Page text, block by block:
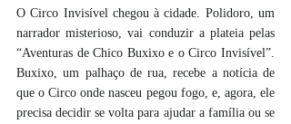
O Circo Invisível chegou à cidade. Polidoro, um
narrador misterioso, vai conduzir a plateia pelas
“Aventuras de Chico Buxixo e o Circo Invisível”.
Buxixo, um palhaço de rua, recebe a notícia de
que o Circo onde nasceu pegou fogo, e, agora, ele
precisa decidir se volta para ajudar a família ou se